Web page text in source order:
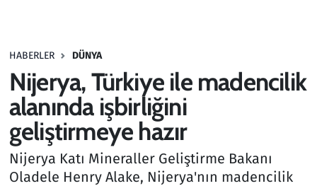
HABERLER DÜNYA
Nijerya, Türkiye ile madencilik
alanında işbirliğini
geliştirmeye hazır
Nijerya Katı Mineraller Geliştirme Bakanı
Oladele Henry Alake, Nijerya'nın madencilik
Haber
Kültür Sanat
Kurumsal Haberler
Lezzet Durağı